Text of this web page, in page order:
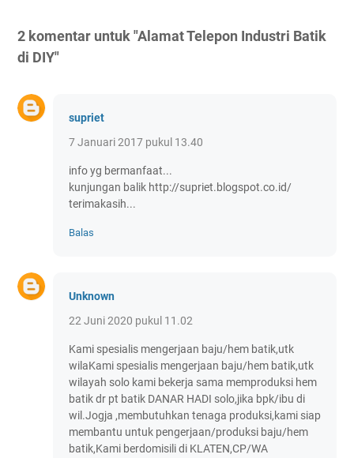
2 komentar untuk "Alamat Telepon Industri Batik
di DIY"
supriet
7 Januari 2017 pukul 13.40
info yg bermanfaat...
kunjungan balik http://supriet.blogspot.co.id/
terimakasih...
Balas
Unknown
22 Juni 2020 pukul 11.02
Kami spesialis mengerjaan baju/hem batik,utk
wilaKami spesialis mengerjaan baju/hem batik,utk
wilayah solo kami bekerja sama memproduksi hem
batik dr pt batik DANAR HADI solo,jika bpk/ibu di
wil.Jogja ,membutuhkan tenaga produksi,kami siap
membantu untuk pengerjaan/produksi baju/hem
batik,Kami berdomisili di KLATEN,CP/WA